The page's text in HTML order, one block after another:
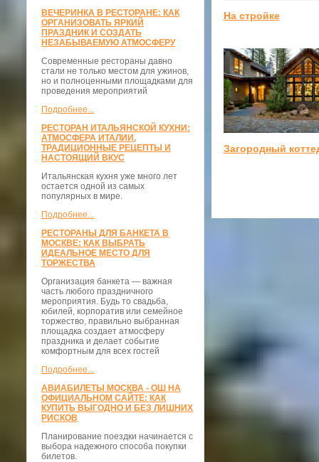
ВЕЧЕРИНКА В РЕСТОРАНЕ: КАК
ОРГАНИЗОВАТЬ ЯРКИЙ
ПРАЗДНИК И СОЗДАТЬ
НЕЗАБЫВАЕМУЮ АТМОСФЕРУ
Современные рестораны давно
стали не только местом для ужинов,
но и полноценными площадками для
проведения мероприятий
Подробнее...
РЕСТОРАН ИТАЛЬЯНСКОЙ КУХНИ:
АТМОСФЕРА ИТАЛИИ,
ТРАДИЦИОННЫЕ РЕЦЕПТЫ И
НАСТОЯЩИЙ ВКУС
Итальянская кухня уже много лет
остается одной из самых
популярных в мире.
Подробнее...
РЕСТОРАНЫ ДЛЯ БАНКЕТА В
МОСКВЕ: КАК ВЫБРАТЬ
ИДЕАЛЬНОЕ МЕСТО ДЛЯ
ТОРЖЕСТВА
Организация банкета — важная
часть любого праздничного
мероприятия. Будь то свадьба,
юбилей, корпоратив или семейное
торжество, правильно выбранная
площадка создает атмосферу
праздника и делает событие
комфортным для всех гостей
Подробнее...
АВИАБИЛЕТЫ МОСКВА - ОШ НА
ОФИЦИАЛЬНОМ САЙТЕ: КАК
КУПИТЬ ВЫГОДНО И БЕЗ ЛИШНИХ
РИСКОВ
Планирование поездки начинается с
выбора надежного способа покупки
билетов.
На стройке
Загородный